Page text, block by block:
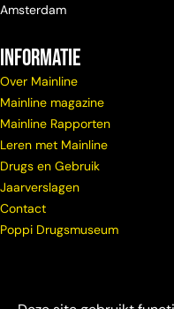
Amsterdam
Informatie
Over Mainline
Mainline magazine
Mainline Rapporten
Leren met Mainline
Drugs en Gebruik
Jaarverslagen
Contact
Poppi Drugsmuseum